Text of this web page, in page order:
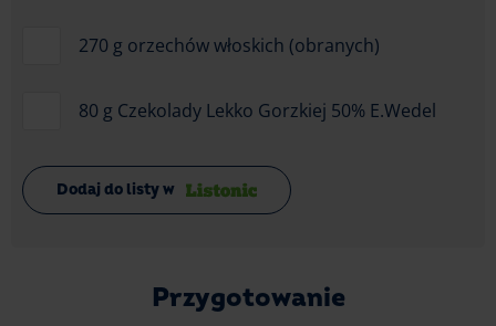
270 g orzechów włoskich (obranych)
80 g Czekolady Lekko Gorzkiej 50% E.Wedel
Dodaj do listy w
Przygotowanie